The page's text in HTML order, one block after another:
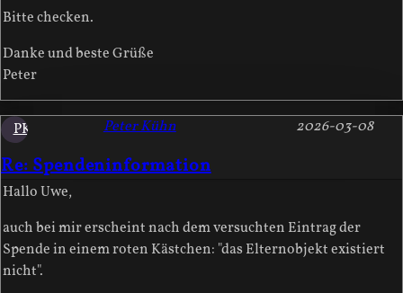
Bitte checken.
Danke und beste Grüße
Peter
PK
Re: Spendeninformation
2026-03-08
Peter Kühn
Hallo Uwe,
auch bei mir erscheint nach dem versuchten Eintrag der
Spende in einem roten Kästchen: "das Elternobjekt existiert
nicht".